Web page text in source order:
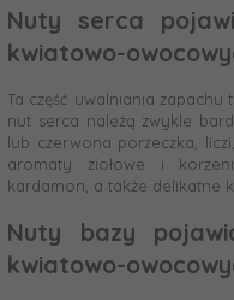
Nuty serca
kwiatowo-
Ta część uwalniania
nut serca należą zwykle
lub czerwona porzeczka,
aromaty ziołowe i
kardamon, a także delikatne
Nuty bazy
kwiatowo-